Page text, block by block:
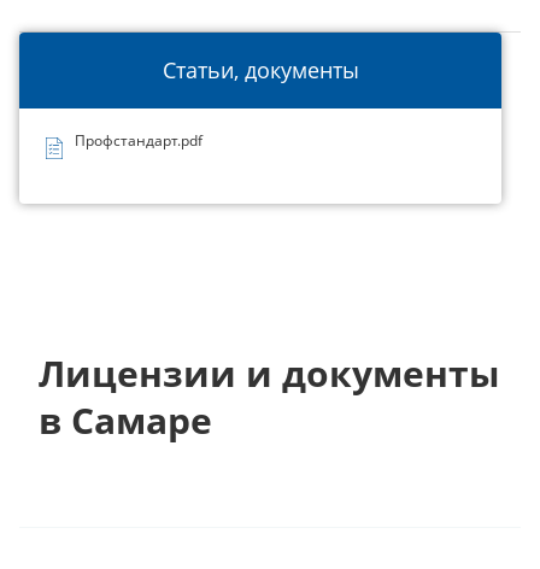
Статьи, документы
Профстандарт.pdf
Лицензии и документы
в Самаре